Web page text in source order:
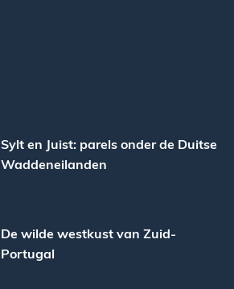
Sylt en Juist: parels onder de Duitse
Waddeneilanden
De wilde westkust van Zuid-
Portugal